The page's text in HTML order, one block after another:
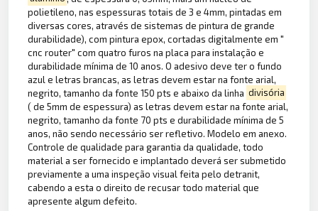
polietileno, nas espessuras totais de 3 e 4mm, pintadas em
diversas cores, através de sistemas de pintura de grande
durabilidade), com pintura epox, cortadas digitalmente em "
cnc router" com quatro furos na placa para instalação e
durabilidade mínima de 10 anos. O adesivo deve ter o fundo
azul e letras brancas, as letras devem estar na fonte arial,
negrito, tamanho da fonte 150 pts e abaixo da linha divisória
( de 5mm de espessura) as letras devem estar na fonte arial,
negrito, tamanho da fonte 70 pts e durabilidade mínima de 5
anos, não sendo necessário ser refletivo. Modelo em anexo.
Controle de qualidade para garantia da qualidade, todo
material a ser fornecido e implantado deverá ser submetido
previamente a uma inspeção visual feita pelo detranit,
cabendo a esta o direito de recusar todo material que
apresente algum defeito.